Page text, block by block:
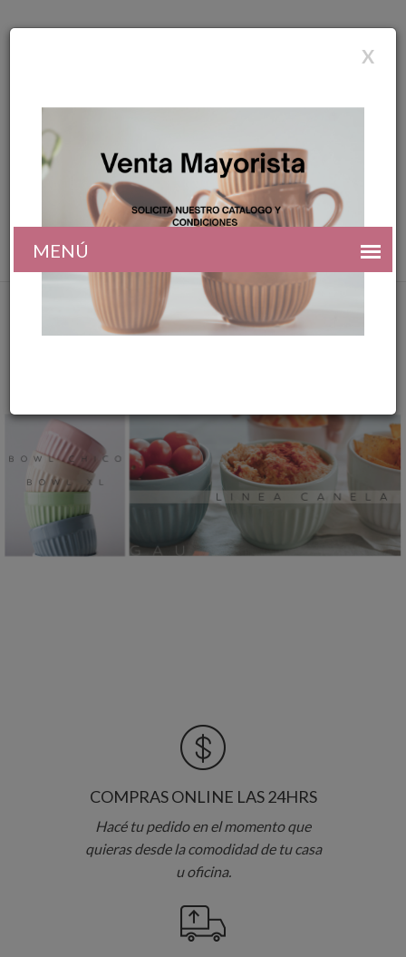
COMPRAS ONLINE LAS 24HRS
Hacé tu pedido en el momento que
quieras desde la comodidad de tu casa
u oficina.
X